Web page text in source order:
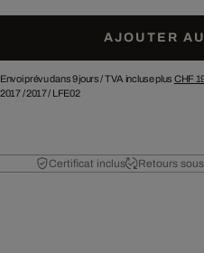
AJOUTER
Envoi prévu dans 9 jours /TVA incluse plus CHF
2017/2017/ LFE02
Certificat inclus Retours